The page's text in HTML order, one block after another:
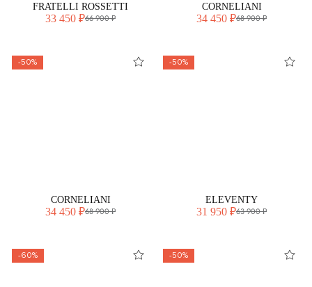
FRATELLI ROSSETTI
33 450 ₽66 900 ₽
CORNELIANI
34 450 ₽68 900 ₽
-50%
CORNELIANI
34 450 ₽68 900 ₽
-50%
ELEVENTY
31 950 ₽63 900 ₽
-60% -50%